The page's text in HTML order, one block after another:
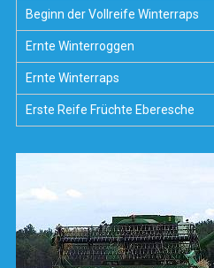
Beginn der Vollreife Winterraps
Ernte Winterroggen
Ernte Winterraps
Erste Reife Früchte Eberesche